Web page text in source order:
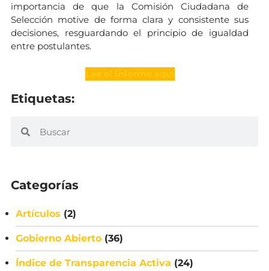
importancia de que la Comisión Ciudadana de
Selección motive de forma clara y consistente sus
decisiones, resguardando el principio de igualdad
entre postulantes.
Etiquetas:
Categorías
Artículos (2)
Gobierno Abierto (36)
Índice de Transparencia Activa (24)